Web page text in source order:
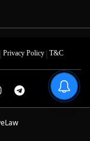
Privacy Policy| T&C